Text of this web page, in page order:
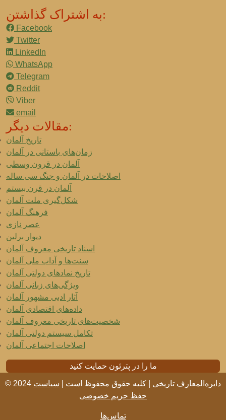
به اشتراک گذاشتن:
Facebook
Twitter
LinkedIn
WhatsApp
Telegram
Reddit
Viber
email
مقالات دیگر:
تاریخ آلمان
زمان‌های باستانی در آلمان
آلمان در قرون وسطی
اصلاحات در آلمان و جنگ سی ساله
آلمان در قرن بیستم
شکل‌گیری ملت آلمان
فرهنگ آلمان
عصر نازی
دیوار برلین
اسناد تاریخی معروف آلمان
سنت‌ها و آداب ملی آلمان
تاریخ نمادهای دولتی آلمان
ویژگی‌های زبانی آلمان
آثار ادبی مشهور آلمان
داده‌های اقتصادی آلمان
شخصیت‌های تاریخی معروف آلمان
تکامل سیستم دولتی آلمان
اصلاحات اجتماعی آلمان
ما را در پترئون حمایت کنید
© 2024 دایره‌المعارف تاریخی | کلیه حقوق محفوظ است | سیاست
حفظ حریم خصوصی
تماس‌ها